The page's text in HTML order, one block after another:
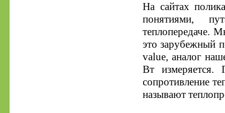
На сайтах
понятиями,
теплопередаче.
это зарубежный
value, аналог
Вт измеряется.
сопротивление
называют